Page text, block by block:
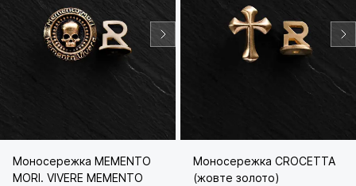
Моносережка MEMENTO
MORI. VIVERE MEMENTO
Моносережка CROCETTA
(жовте золото)